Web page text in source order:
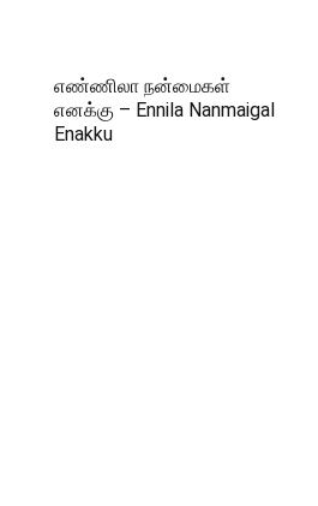
எண்ணிலா நன்மைகள்
எனக்கு – Ennila Nanmaigal
Enakku